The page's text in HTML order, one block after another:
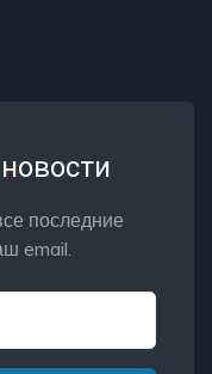
последние
email.